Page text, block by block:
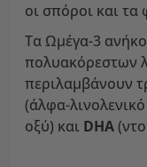
οι σπόροι και τα
Τα Ωμέγα-3
πολυακόρεστων
περιλαμβάνουν
(άλφα-
οξύ) και DHA